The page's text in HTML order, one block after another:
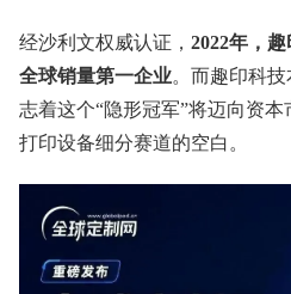
经沙利文权威认证， 2022年，
全球销量第一企业。而趣印科
志着这个“隐形冠军”将迈向资
打印设备细分赛道的空白。